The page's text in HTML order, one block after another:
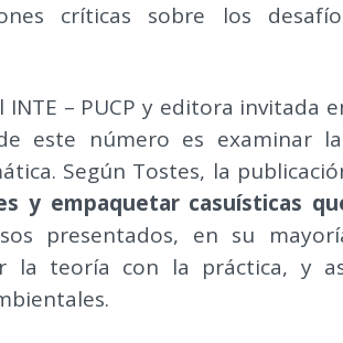
críticas sobre los
– PUCP y editora invitada
este número es examinar
Según Tostes, la
y empaquetar casuísticas
presentados, en su
la teoría con la práctica, y